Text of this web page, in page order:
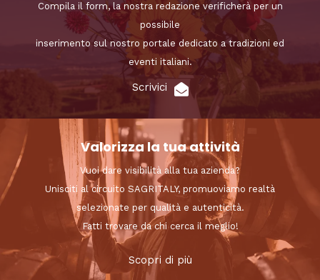
Compila il form, la nostra redazione verificherà per un
possibile
inserimento sul nostro portale dedicato a tradizioni ed
eventi italiani.
Scrivici
Valorizza la tua attività
Vuoi dare visibilità alla tua azienda?
Unisciti al circuito SAGRITALY, promuoviamo realtà
selezionate per qualità e autenticità.
Fatti trovare da chi cerca il meglio!
Scopri di più